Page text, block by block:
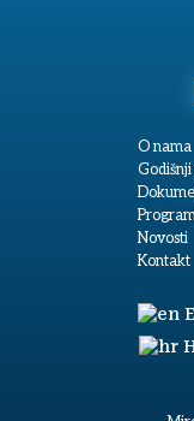
O nama
Novosti
Kontakt